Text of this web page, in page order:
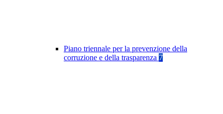
Piano triennale per la prevenzione della
corruzione e della trasparenza 7